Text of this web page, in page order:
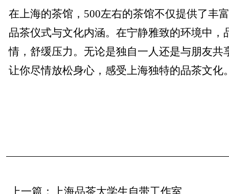
在上海的茶馆，500左右的茶馆不仅提供了丰
品茶仪式与文化内涵。在宁静雅致的环境中，
情，舒缓压力。无论是独自一人还是与朋友共
让你尽情放松身心，感受上海独特的品茶文化
上一篇： 上海品茶大学生自带工作室